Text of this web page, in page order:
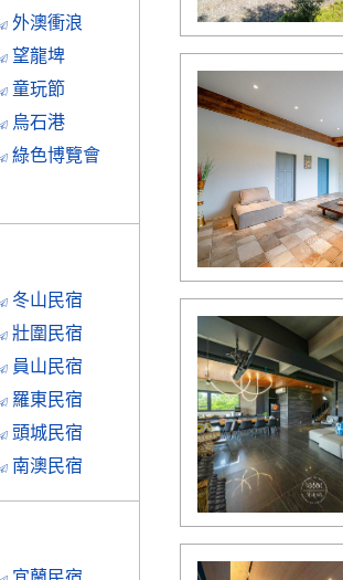
外澳衝浪
望龍埤
童玩節
烏石港
綠色博覽會
冬山民宿
壯圍民宿
員山民宿
羅東民宿
頭城民宿
南澳民宿